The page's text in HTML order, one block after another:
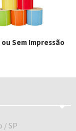
ou Sem Impressão
/ SP